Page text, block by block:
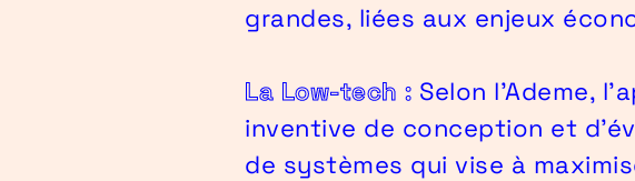
grandes, liées aux enjeux
La Low-tech : Selon l'Ademe,
inventive de conception et
de systèmes qui vise à